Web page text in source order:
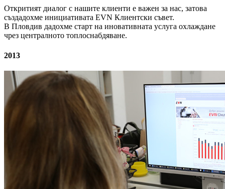
Откритият диалог с нашите клиенти е важен за нас, затова
създадохме инициативата EVN Клиентски съвет.
В Пловдив дадохме старт на иновативната услуга охлаждане
чрез централното топлоснабдяване.
2013